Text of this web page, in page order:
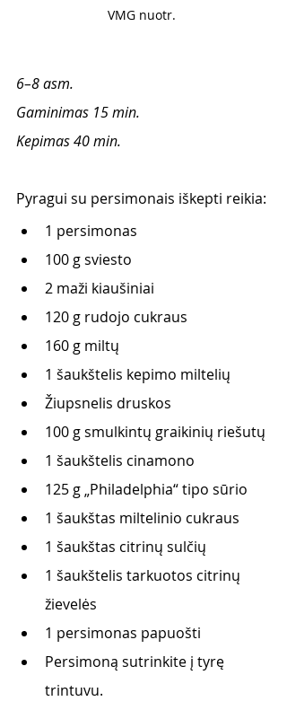
VMG nuotr.
6–8 asm.
Gaminimas 15 min.
Kepimas 40 min.
Pyragui su persimonais iškepti reikia:
1 persimonas
100 g sviesto
2 maži kiaušiniai
120 g rudojo cukraus
160 g miltų
1 šaukštelis kepimo miltelių
Žiupsnelis druskos
100 g smulkintų graikinių riešutų
1 šaukštelis cinamono
125 g „Philadelphia“ tipo sūrio
1 šaukštas miltelinio cukraus
1 šaukštas citrinų sulčių
1 šaukštelis tarkuotos citrinų
žievelės
1 persimonas papuošti
Persimoną sutrinkite į tyrę
trintuvu.